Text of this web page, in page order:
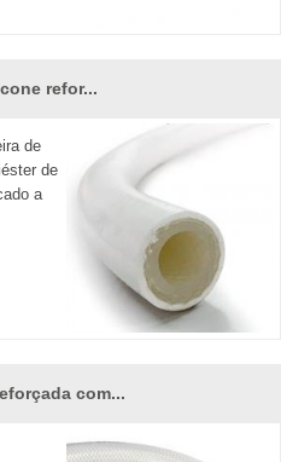
refor...
de
de
a
com...